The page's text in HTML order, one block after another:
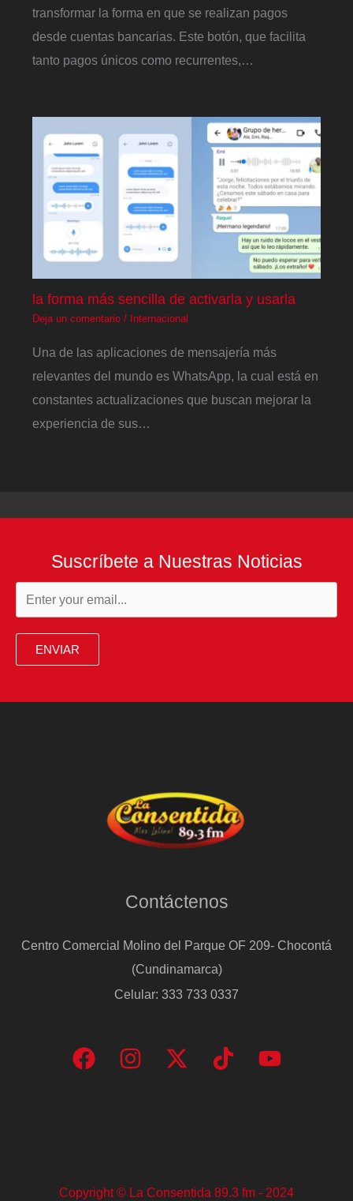
transformar la forma en que se realizan pagos
desde cuentas bancarias. Este botón, que facilita
tanto pagos únicos como recurrentes,…
la forma más sencilla de activarla y usarla
Deja un comentario / Internacional
Una de las aplicaciones de mensajería más
relevantes del mundo es WhatsApp, la cual está en
constantes actualizaciones que buscan mejorar la
experiencia de sus…
Suscríbete a Nuestras Noticias
ENVIAR
Contáctenos
Centro Comercial Molino del Parque OF 209- Chocontá
(Cundinamarca)
Celular: 333 733 0337
Copyright © La Consentida 89.3 fm - 2024